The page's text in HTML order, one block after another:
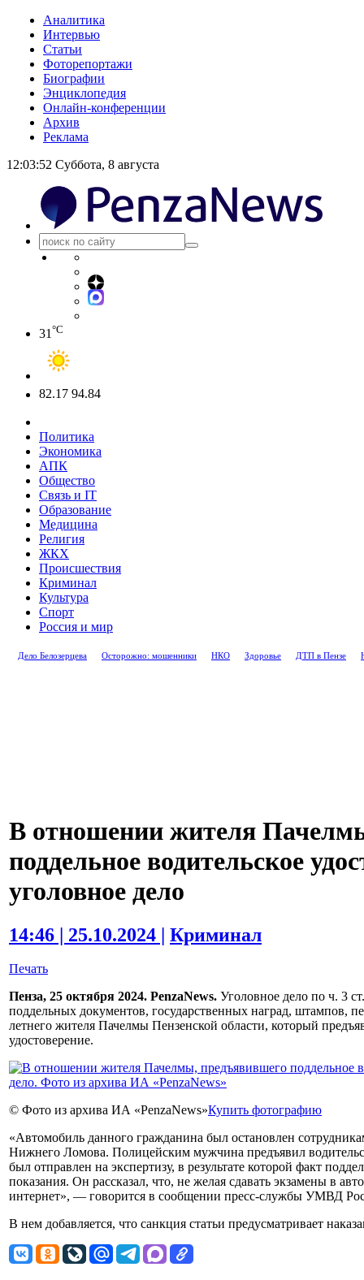
Аналитика
Интервью
Статьи
Фоторепортажи
Биографии
Энциклопедия
Онлайн-конференции
Архив
Реклама
12:03:52 Суббота, 8 августа
31 °C
82.17 94.84
Политика
Экономика
АПК
Общество
Связь и IT
Образование
Медицина
Религия
ЖКХ
Происшествия
Криминал
Культура
Спорт
Россия и мир
Дело Белозерцева Осторожно: мошенники НКО Здоровье ДТП в Пензе
В отношении жителя
поддельное водительское
уголовное дело
14:46 | 25.10.2024 | Криминал
Печать
Пенза, 25 октября 2024. PenzaNews. Уголовное дело по ч. 3
поддельных документов, государственных наград, штампов,
летнего жителя Пачелмы Пензенской области, который
удостоверение.
© Фото из архива ИА «PenzaNews»Купить фотографию
«Автомобиль данного гражданина был остановлен
Нижнего Ломова. Полицейским мужчина предъявил
был отправлен на экспертизу, в результате которой факт
показания. Он рассказал, что, не желая сдавать экзамены в
интернет», — говорится в сообщении пресс-службы УМВД
В нем добавляется, что санкция статьи предусматривает